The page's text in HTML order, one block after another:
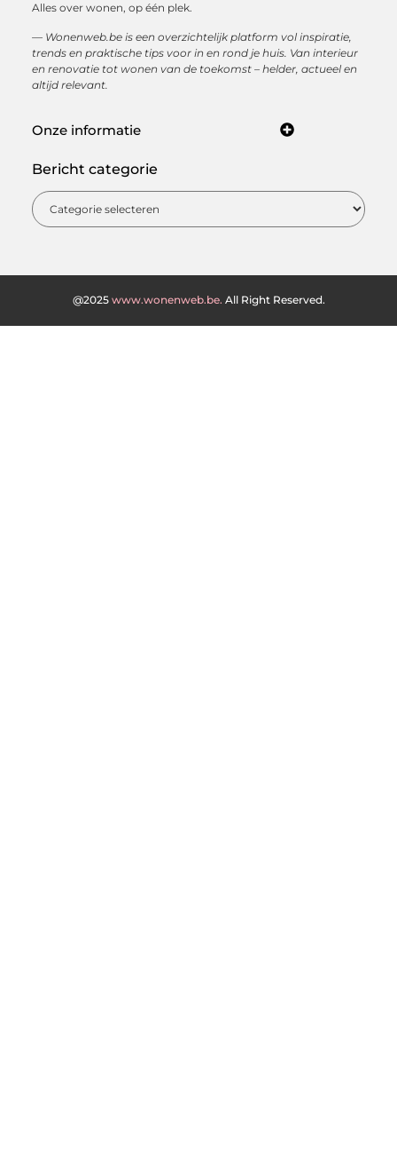
Alles over wonen, op één plek.
— Wonenweb.be is een overzichtelijk platform vol inspiratie,
trends en praktische tips voor in en rond je huis. Van interieur
en renovatie tot wonen van de toekomst – helder, actueel en
altijd relevant.
Onze informatie
Bericht categorie
@2025 www.wonenweb.be. All Right Reserved.